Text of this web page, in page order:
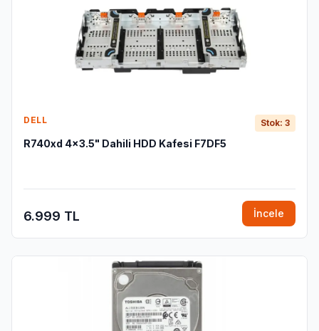
DELL Stok: 3
R740xd 4x3.5" Dahili HDD Kafesi F7DF5
6.999 TL İncele